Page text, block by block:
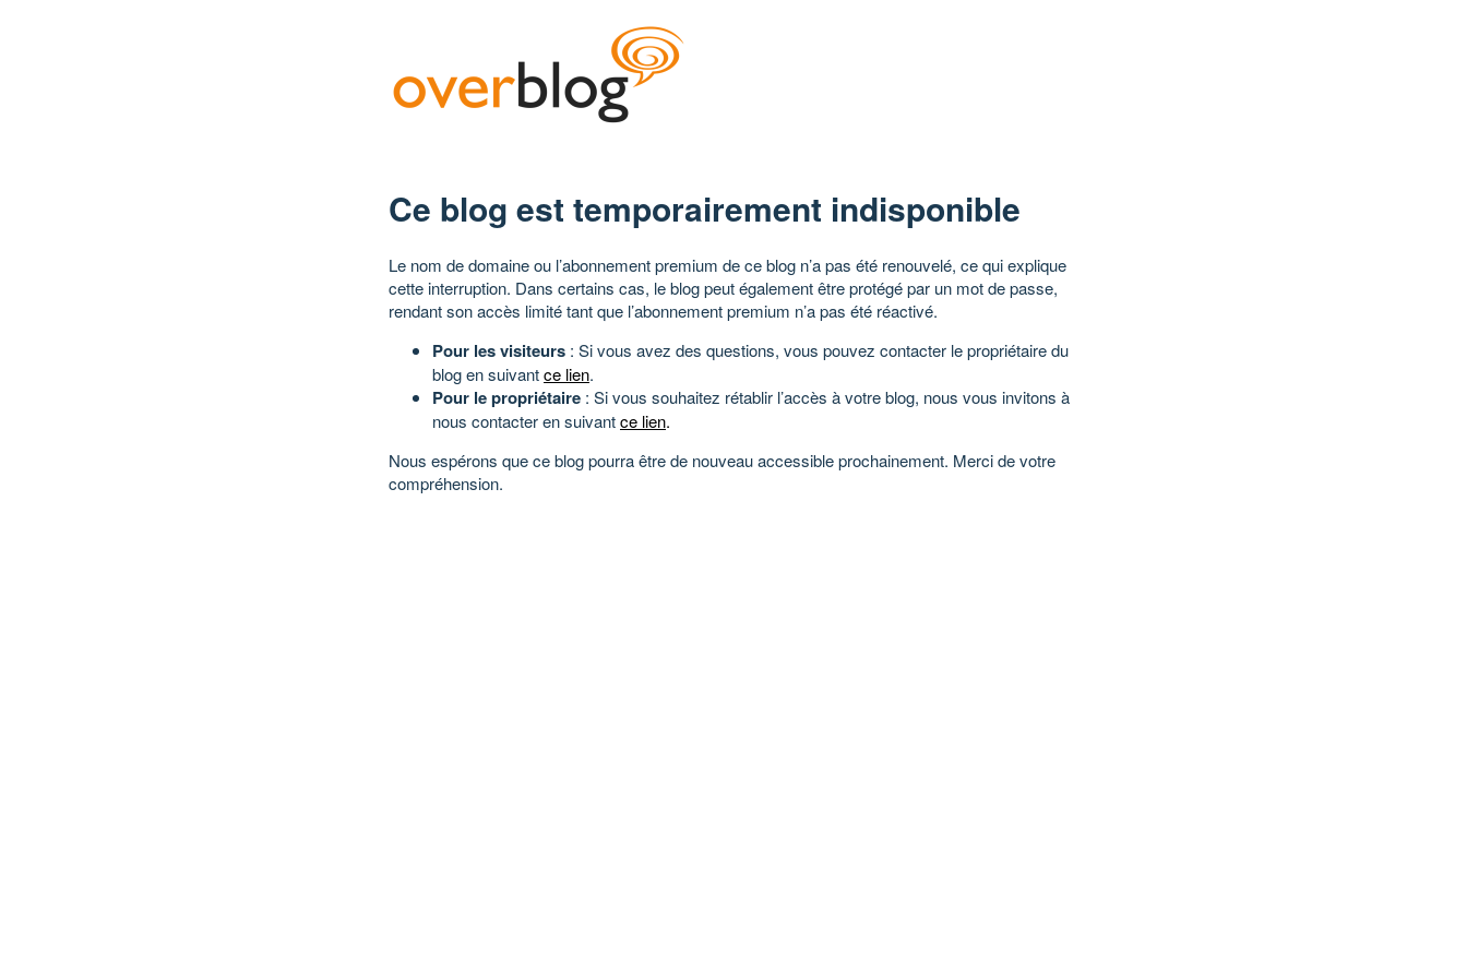
Ce blog est temporairement indisponible
Le nom de domaine ou l’abonnement premium de ce blog n’a pas été renouvelé, ce qui explique
cette interruption. Dans certains cas, le blog peut également être protégé par un mot de passe,
rendant son accès limité tant que l’abonnement premium n’a pas été réactivé.
Pour les visiteurs : Si vous avez des questions, vous pouvez contacter le propriétaire du
blog en suivantce lien.
Pour le propriétaire : Si vous souhaitez rétablir l’accès à votre blog, nous vous invitons à
nous contacter en suivantce lien.
Nous espérons que ce blog pourra être de nouveau accessible prochainement. Merci de votre
compréhension.